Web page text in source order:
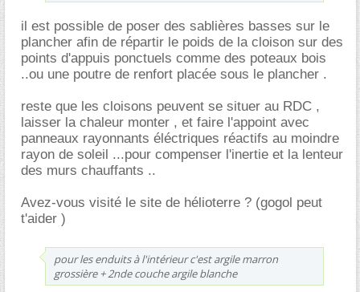
il est possible de poser des sablières basses sur le
plancher afin de répartir le poids de la cloison sur des
points d'appuis ponctuels comme des poteaux bois
..ou une poutre de renfort placée sous le plancher .
reste que les cloisons peuvent se situer au RDC ,
laisser la chaleur monter , et faire l'appoint avec
panneaux rayonnants éléctriques réactifs au moindre
rayon de soleil ...pour compenser l'inertie et la lenteur
des murs chauffants ..
Avez-vous visité le site de hélioterre ? (gogol peut
t'aider )
pour les enduits à l'intérieur c'est argile marron
grossière + 2nde couche argile blanche